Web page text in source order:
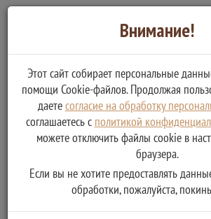
в связи с рождением и воспитанием
Подача заявления о назначении
Внимание!
Этот сайт собирает персональные
помощи Cookie-файлов. Продолжая
даетесогласие на обработку
соглашаетесь с политикой
можете отключить файлы cookie в
браузера.
Если вы не хотите предоставлять
обработки, пожалуйста,